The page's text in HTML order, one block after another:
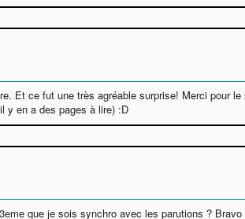
Et ce fut une très agréable surprise! Merci pour
y en a des pages à lire) :D
que je sois synchro avec les parutions ? Bravo